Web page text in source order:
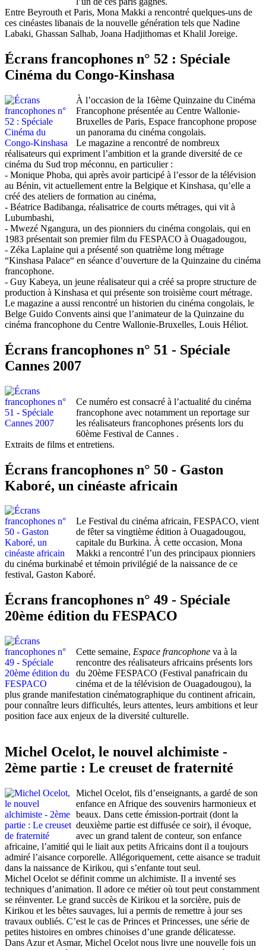
Entre Beyrouth et Paris, Mona Makki a rencontré quelques-uns de
ces cinéastes libanais de la nouvelle génération tels que Nadine
Labaki, Ghassan Salhab, Joana Hadjithomas et Khalil Joreige.
Écrans francophones n° 52 : Spéciale
Cinéma du Congo-Kinshasa
À l’occasion de la 16ème Quinzaine du Cinéma
Francophone présentée au Centre Wallonie-
Bruxelles de Paris, Espace francophone propose
un panorama du cinéma congolais.
Le magazine a rencontré de nombreux
réalisateurs qui expriment l’ambition et la grande diversité de ce
cinéma du Sud trop méconnu, en particulier :
- Monique Phoba, qui après avoir participé à l’essor de la télévision
au Bénin, vit actuellement entre la Belgique et Kinshasa, qu’elle a
créé des ateliers de formation au cinéma,
- Béatrice Badibanga, réalisatrice de courts métrages, qui vit à
Lubumbashi,
- Mwezé Ngangura, un des pionniers du cinéma congolais, qui en
1983 présentait son premier film du FESPACO à Ouagadougou,
- Zéka Laplaine qui a présenté son quatrième long métrage
“Kinshasa Palace“ en séance d’ouverture de la Quinzaine du cinéma
francophone.
- Guy Kabeya, un jeune réalisateur qui a créé sa propre structure de
production à Kinshasa et qui présente son troisième court métrage.
Le magazine a aussi rencontré un historien du cinéma congolais, le
Belge Guido Convents ainsi que l’animateur de la Quinzaine du
cinéma francophone du Centre Wallonie-Bruxelles, Louis Héliot.
Écrans francophones n° 51 - Spéciale
Cannes 2007
Ce numéro est consacré à l’actualité du cinéma
francophone avec notamment un reportage sur
les réalisateurs francophones présents lors du
60ème Festival de Cannes .
Extraits de films et entretiens.
Écrans francophones n° 50 - Gaston
Kaboré, un cinéaste africain
Le Festival du cinéma africain, FESPACO, vient
de fêter sa vingtième édition à Ouagadougou,
capitale du Burkina. À cette occasion, Mona
Makki a rencontré l’un des principaux pionniers
du cinéma burkinabé et témoin privilégié de la naissance de ce
festival, Gaston Kaboré.
Écrans francophones n° 49 - Spéciale
20ème édition du FESPACO
Cette semaine, Espace francophone va à la
rencontre des réalisateurs africains présents lors
du 20ème FESPACO (Festival panafricain du
cinéma et de la télévision de Ouagadougou), la
plus grande manifestation cinématographique du continent africain,
pour connaître leurs difficultés, leurs attentes, leurs ambitions et leur
position face aux enjeux de la diversité culturelle.
Michel Ocelot, le nouvel alchimiste -
2ème partie : Le creuset de fraternité
Michel Ocelot, fils d’enseignants, a gardé de son
enfance en Afrique des souvenirs harmonieux et
beaux. Dans cette émission-portrait (dont la
deuxième partie est diffusée ce soir), il évoque,
avec un grand talent de conteur, son enfance
africaine, l’amitié qui le liait aux petits Africains dont il a toujours
admiré l’aisance corporelle. Allégoriquement, cette aisance se traduit
dans la naissance de Kirikou, qui s’enfante tout seul.
Michel Ocelot se définit comme un alchimiste. Il a inventé ses
techniques d’animation. Il adore ce métier où tout peut constamment
se réinventer. Le grand succès de Kirikou et la sorcière, puis de
Kirikou et les bêtes sauvages, lui a permis de remettre à jour ses
travaux oubliés. C’est le cas de Princes et Princesses, une série de
petites histoires en ombres chinoises d’une grande délicatesse.
Dans Azur et Asmar, Michel Ocelot nous livre une nouvelle fois un